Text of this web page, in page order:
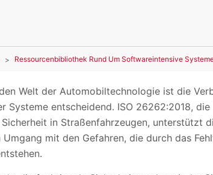
Ressourcenbibliothek Rund Um Softwareintensive
Welt der Automobiltechnologie ist die
Systeme entscheidend. ISO 26262:2018,
in Straßenfahrzeugen, unterstützt
Umgang mit den Gefahren, die durch das